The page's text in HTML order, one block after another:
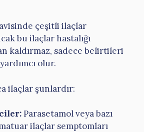
çeşitli ilaçlar
bu ilaçlar hastalığı
kaldırmaz, sadece belirtileri
olur.
ilaçlar şunlardır:
Parasetamol veya bazı
ilaçlar semptomları